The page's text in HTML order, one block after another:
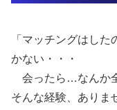
「マッチングはし
かない・・・
会ったら…なんか
そんな経験、ありま